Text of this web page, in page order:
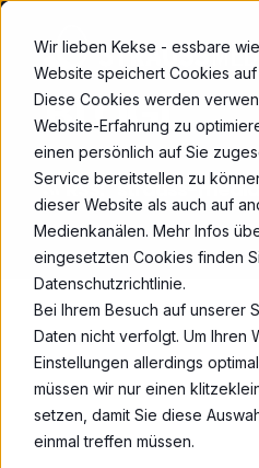
Wir lieben Kekse - essbare
Website speichert Cookies auf
Diese Cookies werden
Website-Erfahrung zu
einen persönlich auf Sie
Service bereitstellen zu
dieser Website als auch auf
Medienkanälen. Mehr Infos
eingesetzten Cookies finden
Datenschutzrichtlinie.
Bei Ihrem Besuch auf unserer
Daten nicht verfolgt. Um Ihren
Einstellungen allerdings
müssen wir nur einen
setzen, damit Sie diese
einmal treffen müssen.
BLOG|
RSS:strauss-